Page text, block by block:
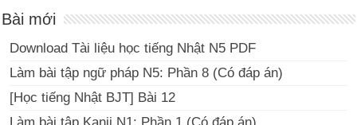
Bài mới
Download Tài liệu học tiếng Nhật N5 PDF
Làm bài tập ngữ pháp N5: Phần 8 (Có đáp án)
[Học tiếng Nhật BJT] Bài 12